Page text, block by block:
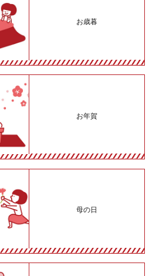
お歳暮
お年賀
母の日